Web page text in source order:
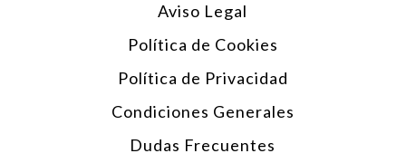
Aviso Legal
Política de Cookies
Política de Privacidad
Condiciones Generales
Dudas Frecuentes